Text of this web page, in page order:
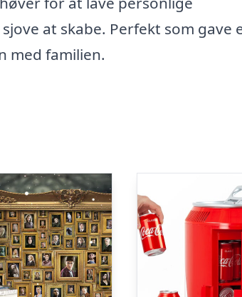
at skabe. Perfekt som gave
med familien.